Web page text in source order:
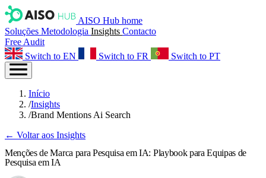
AISO Hub home
Soluções Metodologia Insights Contacto
Free Audit
Switch to EN
Switch to FR Switch to PT
Início
/Insights
/Brand Mentions Ai Search
← Voltar aos Insights
Menções de Marca para Pesquisa em IA: Playbook para Equipas de
Pesquisa em IA